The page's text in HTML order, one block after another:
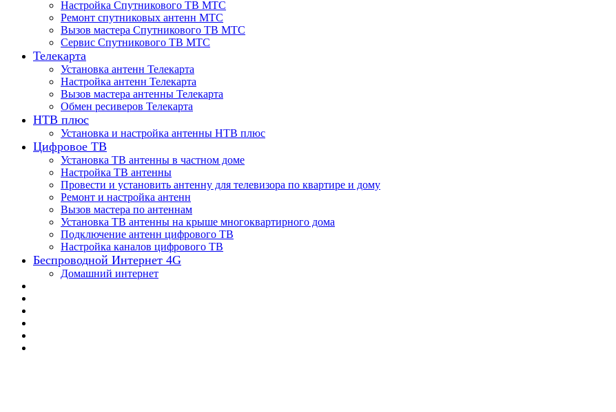
Настройка Спутникового ТВ МТС
Ремонт спутниковых антенн МТС
Вызов мастера Спутникового ТВ МТС
Сервис Спутникового ТВ МТС
Телекарта
Установка антенн Телекарта
Настройка антенн Телекарта
Вызов мастера антенны Телекарта
Обмен ресиверов Телекарта
НТВ плюс
Установка и настройка антенны НТВ плюс
Цифровое ТВ
Установка ТВ антенны в частном доме
Настройка ТВ антенны
Провести и установить антенну для телевизора по квартире и дому
Ремонт и настройка антенн
Вызов мастера по антеннам
Установка ТВ антенны на крыше многоквартирного дома
Подключение антенн цифрового ТВ
Настройка каналов цифрового ТВ
Беспроводной Интернет 4G
Домашний интернет